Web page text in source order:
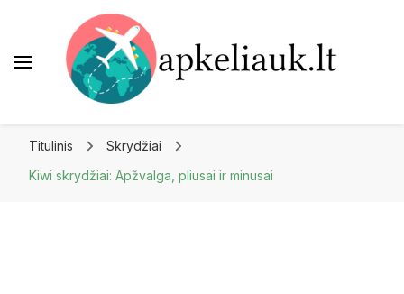
Titulinis
Skrydžiai
Kiwi skrydžiai: Apžvalga, pliusai ir minusai